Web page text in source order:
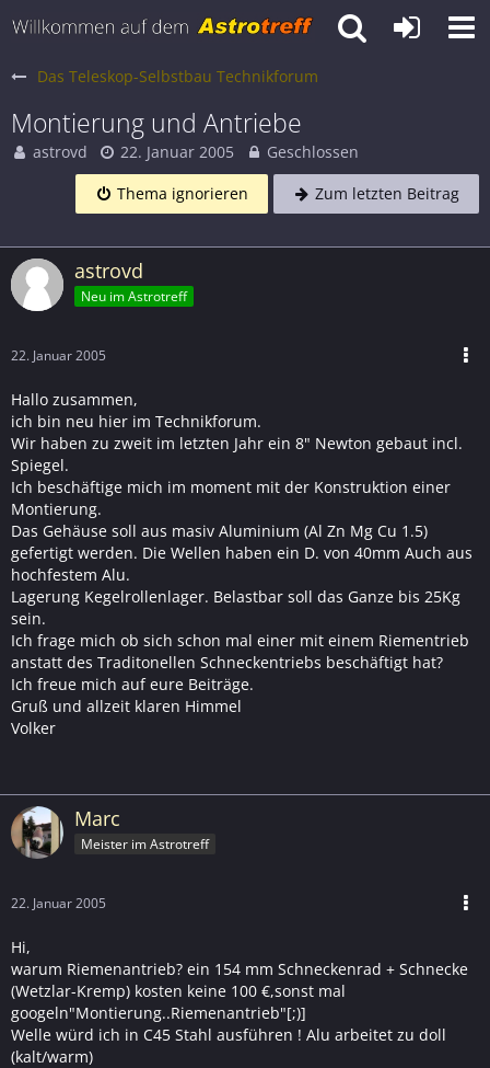
Das Teleskop-Selbstbau Technikforum
Montierung und Antriebe
astrovd 22. Januar 2005
Geschlossen
Thema ignorieren
Zum letzten Beitrag
astrovd
Neu im Astrotreff
22. Januar 2005
Hallo zusammen,
ich bin neu hier im Technikforum.
Wir haben zu zweit im letzten Jahr ein 8" Newton gebaut incl.
Spiegel.
Ich beschäftige mich im moment mit der Konstruktion einer
Montierung.
Das Gehäuse soll aus masiv Aluminium (Al Zn Mg Cu 1.5)
gefertigt werden. Die Wellen haben ein D. von 40mm Auch aus
hochfestem Alu.
Lagerung Kegelrollenlager. Belastbar soll das Ganze bis 25Kg
sein.
Ich frage mich ob sich schon mal einer mit einem Riementrieb
anstatt des Traditonellen Schneckentriebs beschäftigt hat?
Ich freue mich auf eure Beiträge.
Gruß und allzeit klaren Himmel
Volker
Marc
Meister im Astrotreff
22. Januar 2005
Hi,
warum Riemenantrieb? ein 154 mm Schneckenrad + Schnecke
(Wetzlar-Kremp) kosten keine 100 €,sonst mal
googeln"Montierung..Riemenantrieb"[;)]
Welle würd ich in C45 Stahl ausführen ! Alu arbeitet zu doll
(kalt/warm)